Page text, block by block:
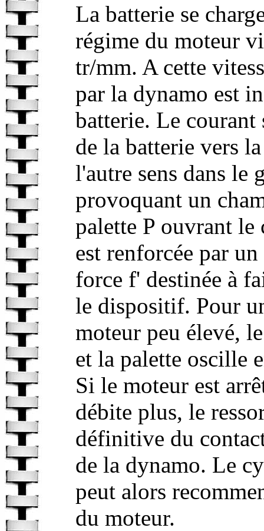
La batterie se
régime du moteur
tr/mm. A cette
par la dynamo est
batterie. Le
de la batterie vers
l'autre sens dans le
provoquant un
palette P ouvrant le
est renforcée par
force f' destinée à
le dispositif. Pour
moteur peu élevé,
et la palette oscille
Si le moteur est
débite plus, le
définitive du
de la dynamo. Le
peut alors
du moteur.